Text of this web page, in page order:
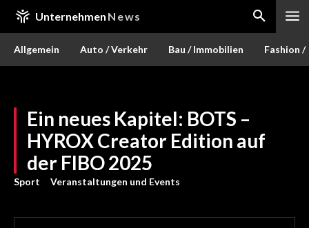
Unternehmen News
Allgemein Auto / Verkehr Bau / Immobilien Fashion /
Ein neues Kapitel: BOTS –
HYROX Creator Edition auf
der FIBO 2025
Sport Veranstaltungen und Events